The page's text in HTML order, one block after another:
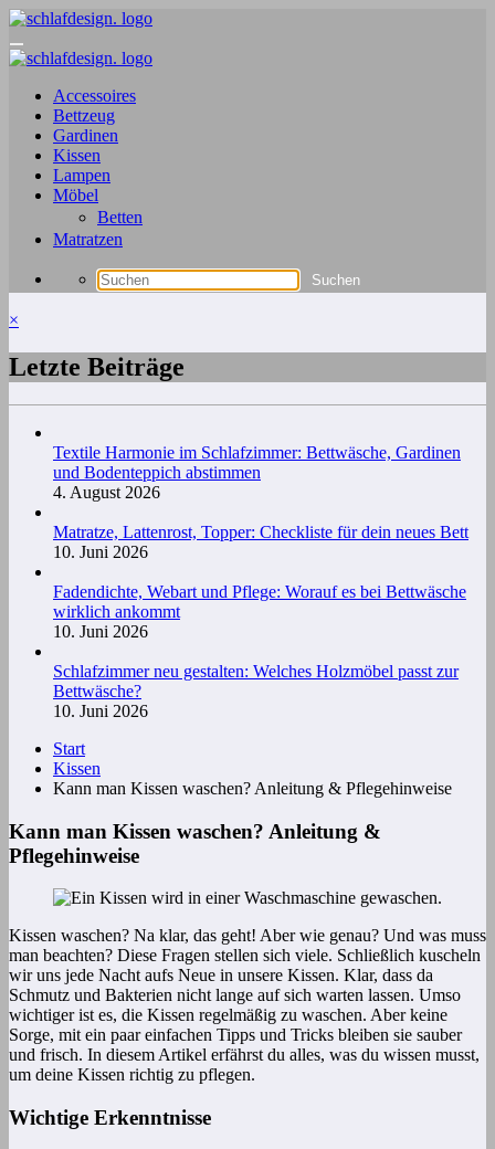
Zum
springen
Accessoires
Bettzeug
Gardinen
Kissen
Lampen
Möbel
Betten
Matratzen
×
Letzte Beiträge
Textile Harmonie im Schlafzimmer: Bettwäsche, Gardinen
und Bodenteppich abstimmen
4. August 2026
Matratze, Lattenrost, Topper: Checkliste für dein neues Bett
10. Juni 2026
Fadendichte, Webart und Pflege: Worauf es bei Bettwäsche
wirklich ankommt
10. Juni 2026
Schlafzimmer neu gestalten: Welches Holzmöbel passt zur
Bettwäsche?
10. Juni 2026
Start
Kissen
Kann man Kissen waschen? Anleitung & Pflegehinweise
Kann man Kissen waschen? Anleitung &
Pflegehinweise
Kissen waschen? Na klar, das geht! Aber wie genau? Und was muss
man beachten? Diese Fragen stellen sich viele. Schließlich kuscheln
wir uns jede Nacht aufs Neue in unsere Kissen. Klar, dass da
Schmutz und Bakterien nicht lange auf sich warten lassen. Umso
wichtiger ist es, die Kissen regelmäßig zu waschen. Aber keine
Sorge, mit ein paar einfachen Tipps und Tricks bleiben sie sauber
und frisch. In diesem Artikel erfährst du alles, was du wissen musst,
um deine Kissen richtig zu pflegen.
Wichtige Erkenntnisse